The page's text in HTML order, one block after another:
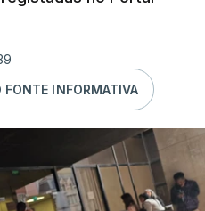
INFORMATIVA